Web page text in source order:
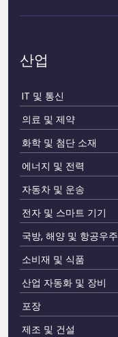
산업
IT 및 통신
의료 및 제약
화학 및 첨단 소재
에너지 및 전력
자동차 및 운송
전자 및 스마트 기기
국방, 해양 및 항공우주
소비재 및 식품
산업 자동화 및 장비
포장
제조 및 건설